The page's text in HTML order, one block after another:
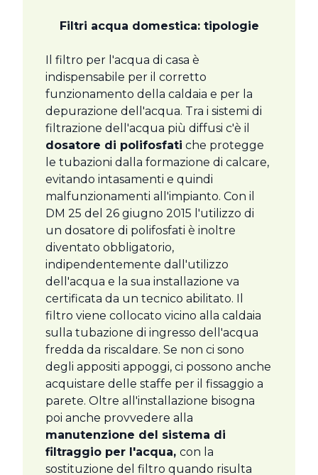
Filtri acqua domestica: tipologie
Il filtro per l'acqua di casa è
indispensabile per il corretto
funzionamento della caldaia e per la
depurazione dell'acqua. Tra i sistemi di
filtrazione dell'acqua più diffusi c'è il
dosatore di polifosfati che protegge
le tubazioni dalla formazione di calcare,
evitando intasamenti e quindi
malfunzionamenti all'impianto. Con il
DM 25 del 26 giugno 2015 l'utilizzo di
un dosatore di polifosfati è inoltre
diventato obbligatorio,
indipendentemente dall'utilizzo
dell'acqua e la sua installazione va
certificata da un tecnico abilitato. Il
filtro viene collocato vicino alla caldaia
sulla tubazione di ingresso dell'acqua
fredda da riscaldare. Se non ci sono
degli appositi appoggi, ci possono anche
acquistare delle staffe per il fissaggio a
parete. Oltre all'installazione bisogna
poi anche provvedere alla
manutenzione del sistema di
filtraggio per l'acqua, con la
sostituzione del filtro quando risulta